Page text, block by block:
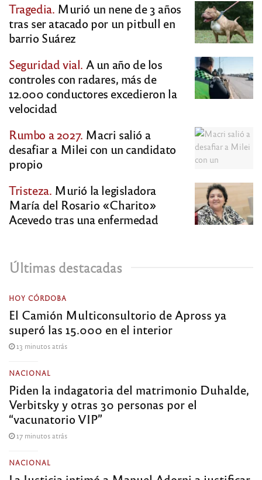
Tragedia. Murió un nene de 3 años
tras ser atacado por un pitbull en
barrio Suárez
Seguridad vial. A un año de los
controles con radares, más de
12.000 conductores excedieron la
velocidad
Rumbo a 2027. Macri salió a
desafiar a Milei con un candidato
propio
Tristeza. Murió la legisladora
María del Rosario «Charito»
Acevedo tras una enfermedad
Últimas destacadas
HOY CÓRDOBA
El Camión Multiconsultorio de Apross ya
superó las 15.000 en el interior
13 minutos atrás
NACIONAL
Piden la indagatoria del matrimonio Duhalde,
Verbitsky y otras 30 personas por el
“vacunatorio VIP”
17 minutos atrás
NACIONAL